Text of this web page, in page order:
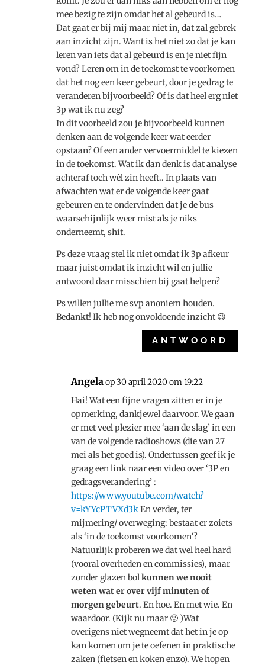
mee bezig te zijn omdat het al gebeurd is…
Dat gaat er bij mij maar niet in, dat zal gebrek
aan inzicht zijn. Want is het niet zo dat je kan
leren van iets dat al gebeurd is en je niet fijn
vond? Leren om in de toekomst te voorkomen
dat het nog een keer gebeurt, door je gedrag te
veranderen bijvoorbeeld? Of is dat heel erg niet
3p wat ik nu zeg?
In dit voorbeeld zou je bijvoorbeeld kunnen
denken aan de volgende keer wat eerder
opstaan? Of een ander vervoermiddel te kiezen
in de toekomst. Wat ik dan denk is dat analyse
achteraf toch wèl zin heeft.. In plaats van
afwachten wat er de volgende keer gaat
gebeuren en te ondervinden dat je de bus
waarschijnlijk weer mist als je niks
onderneemt, shit.
Ps deze vraag stel ik niet omdat ik 3p afkeur
maar juist omdat ik inzicht wil en jullie
antwoord daar misschien bij gaat helpen?
Ps willen jullie me svp anoniem houden.
Bedankt! Ik heb nog onvoldoende inzicht 😉
ANTWOORD
Angela op 30 april 2020 om 19:22
Hai! Wat een fijne vragen zitten er in je
opmerking, dankjewel daarvoor. We gaan
er met veel plezier mee ‘aan de slag’ in een
van de volgende radioshows (die van 27
mei als het goed is). Ondertussen geef ik je
graag een link naar een video over ‘3P en
gedragsverandering’ :
https://www.youtube.com/watch?
v=kYYcPTVXd3kEn verder, ter
mijmering/ overweging: bestaat er zoiets
als ‘in de toekomst voorkomen’?
Natuurlijk proberen we dat wel heel hard
(vooral overheden en commissies), maar
zonder glazen bolkunnen we nooit
weten wat er over vijf minuten of
morgen gebeurt. En hoe. En met wie. En
waardoor. (Kijk nu maar 🙂 )Wat
overigens niet wegneemt dat het in je op
kan komen om je te oefenen in praktische
zaken (fietsen en koken enzo). We hopen